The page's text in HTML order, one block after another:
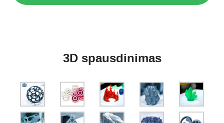
3D spausdinimas